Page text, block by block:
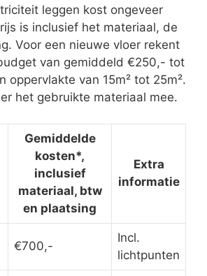
leggen kost ongeveer
is inclusief het materiaal, de
Voor een nieuwe vloer rekent
van gemiddeld €250,- tot
oppervlakte van 15m² tot 25m².
het gebruikte materiaal mee.
Gemiddelde
kosten*,
inclusief
materiaal, btw
en plaatsing
Extra
informatie
€700,-
Incl.
lichtpunten